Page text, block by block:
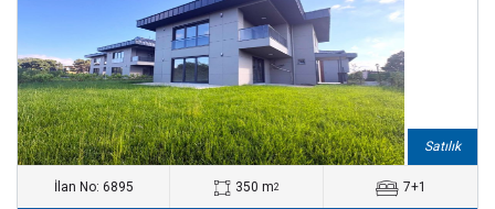
Satılık
İlan No: 6895 350 m2 7+1